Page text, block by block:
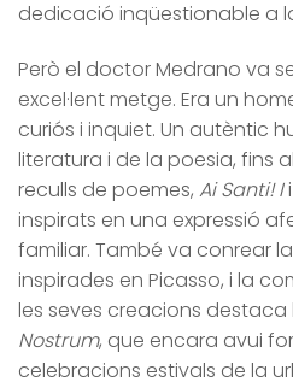
dedicació inqüestionable a
Però el doctor Medrano va
excel·lent metge. Era un
curiós i inquiet. Un autèntic
literatura i de la poesia, fins
reculls de poemes, Ai Santi! Ii
inspirats en una expressió
familiar. També va conrear
inspirades en Picasso, i la
les seves creacions destaca
Nostrum, que encara avui
celebracions estivals de la